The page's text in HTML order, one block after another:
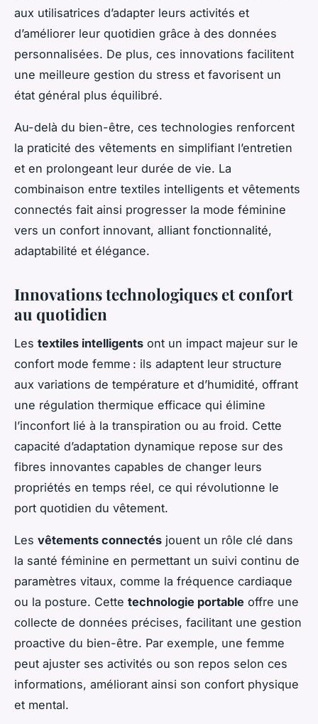
aux utilisatrices d’adapter leurs activités et
d’améliorer leur quotidien grâce à des données
personnalisées. De plus, ces innovations facilitent
une meilleure gestion du stress et favorisent un
état général plus équilibré.
Au-delà du bien-être, ces technologies renforcent
la praticité des vêtements en simplifiant l’entretien
et en prolongeant leur durée de vie. La
combinaison entre textiles intelligents et vêtements
connectés fait ainsi progresser la mode féminine
vers un confort innovant, alliant fonctionnalité,
adaptabilité et élégance.
Innovations technologiques et confort
au quotidien
Les textiles intelligents ont un impact majeur sur le
confort mode femme : ils adaptent leur structure
aux variations de température et d’humidité, offrant
une régulation thermique efficace qui élimine
l’inconfort lié à la transpiration ou au froid. Cette
capacité d’adaptation dynamique repose sur des
fibres innovantes capables de changer leurs
propriétés en temps réel, ce qui révolutionne le
port quotidien du vêtement.
Les vêtements connectés jouent un rôle clé dans
la santé féminine en permettant un suivi continu de
paramètres vitaux, comme la fréquence cardiaque
ou la posture. Cette technologie portable offre une
collecte de données précises, facilitant une gestion
proactive du bien-être. Par exemple, une femme
peut ajuster ses activités ou son repos selon ces
informations, améliorant ainsi son confort physique
et mental.